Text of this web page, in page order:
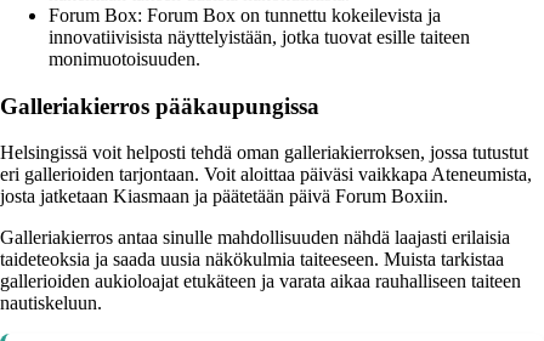
Forum Box: Forum Box on tunnettu kokeilevista ja
innovatiivisista näyttelyistään, jotka tuovat esille taiteen
monimuotoisuuden.
Galleriakierros pääkaupungissa
Helsingissä voit helposti tehdä oman galleriakierroksen, jossa tutustut
eri gallerioiden tarjontaan. Voit aloittaa päiväsi vaikkapa Ateneumista,
josta jatketaan Kiasmaan ja päätetään päivä Forum Boxiin.
Galleriakierros antaa sinulle mahdollisuuden nähdä laajasti erilaisia
taideteoksia ja saada uusia näkökulmia taiteeseen. Muista tarkistaa
gallerioiden aukioloajat etukäteen ja varata aikaa rauhalliseen taiteen
nautiskeluun.